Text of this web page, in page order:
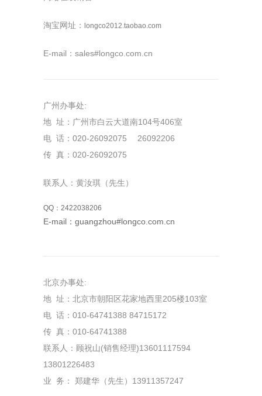
淘宝网址： longco2012.taobao.com
E-mail：sales#longco.com.cn
广州办事处:
地 址：广州市白云大道南104号406室
电 话：020-26092075 26092206
传 真：020-26092075
联系人：黄汝琪（先生）
QQ：2422038206
E-mail：guangzhou#longco.com.cn
北京办事处:
地 址：北京市朝阳区花家地西里205楼103室
电 话：010-64741388 84715172
传 真：010-64741388
联系人：顾祝山(销售经理)13601117594
13801226483
业 务： 郑建华（先生）13911357247